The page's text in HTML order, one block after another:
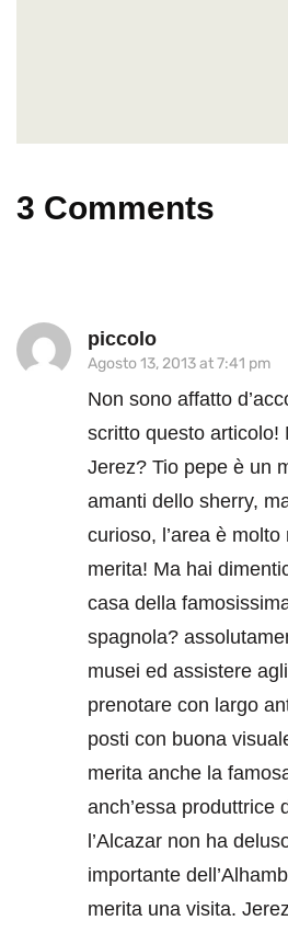
3 Comments
piccolo
Agosto 13, 2013 at 7:41 pm
Non sono affatto
scritto questo articolo!
Jerez? Tio pepe è un
amanti dello sherry,
curioso, l’area è
merita! Ma hai
casa della
spagnola?
musei ed assistere
prenotare con largo
posti con buona
merita anche la
anch’essa produttrice
l’Alcazar non ha
importante
merita una visita.